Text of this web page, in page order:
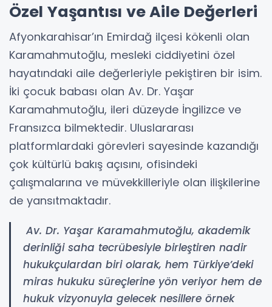
Özel Yaşantısı ve Aile Değerleri
Afyonkarahisar’ın Emirdağ ilçesi kökenli olan
Karamahmutoğlu, mesleki ciddiyetini özel
hayatındaki aile değerleriyle pekiştiren bir isim.
İki çocuk babası olan Av. Dr. Yaşar
Karamahmutoğlu, ileri düzeyde İngilizce ve
Fransızca bilmektedir. Uluslararası
platformlardaki görevleri sayesinde kazandığı
çok kültürlü bakış açısını, ofisindeki
çalışmalarına ve müvekkilleriyle olan ilişkilerine
de yansıtmaktadır.
Av. Dr. Yaşar Karamahmutoğlu, akademik
derinliği saha tecrübesiyle birleştiren nadir
hukukçulardan biri olarak, hem Türkiye’deki
miras hukuku süreçlerine yön veriyor hem de
hukuk vizyonuyla gelecek nesillere örnek